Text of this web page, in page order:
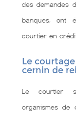
des demandes
banques, ont
courtier en
Le
cernin de
Le courtier
organismes de